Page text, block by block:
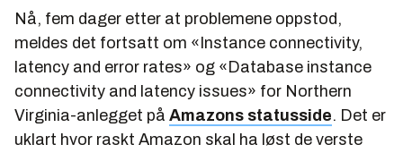
Nå, fem dager etter at problemene oppstod,
meldes det fortsatt om «Instance connectivity,
latency and error rates» og «Database instance
connectivity and latency issues» for Northern
Virginia-anlegget på Amazons statusside. Det er
uklart hvor raskt Amazon skal ha løst de verste